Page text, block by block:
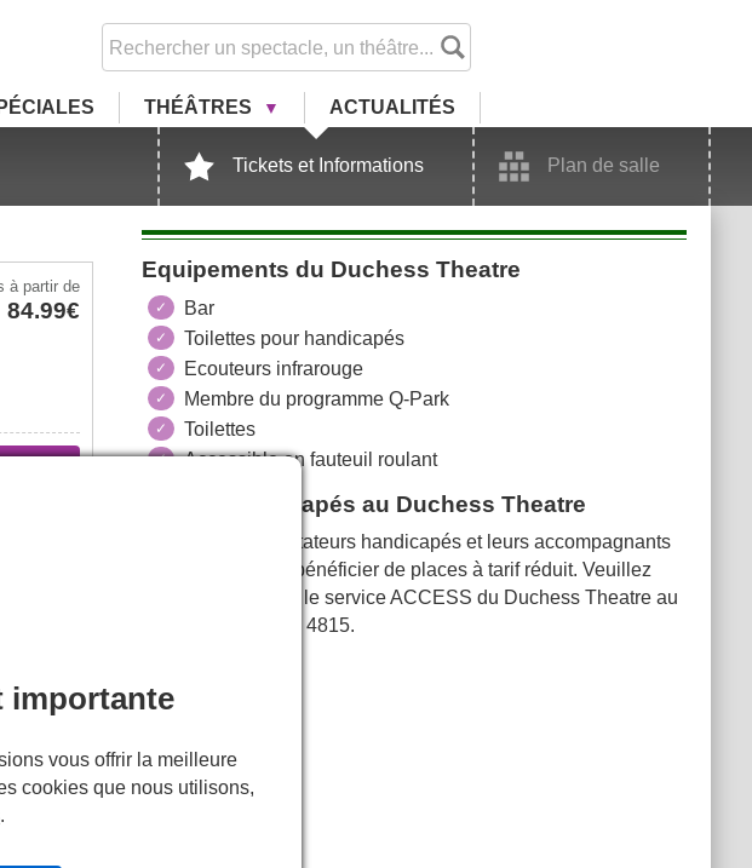
THÉÂTRES ACTUALITÉS
Tickets et Informations Plan de salle
à partir de
84.99€
Equipements du Duchess Theatre
Bar
Toilettes pour handicapés
Ecouteurs infrarouge
Membre du programme Q-Park
Toilettes
Accessible en fauteuil roulant
Places Handicapés au Duchess Theatre
Les spectateurs handicapés et leurs accompagnants
peuvent bénéficier de places à tarif réduit. Veuillez
contacter le service ACCESS du Duchess Theatre au
0330 333 4815.
importante
vous offrir la meilleure
cookies que nous utilisons,
.